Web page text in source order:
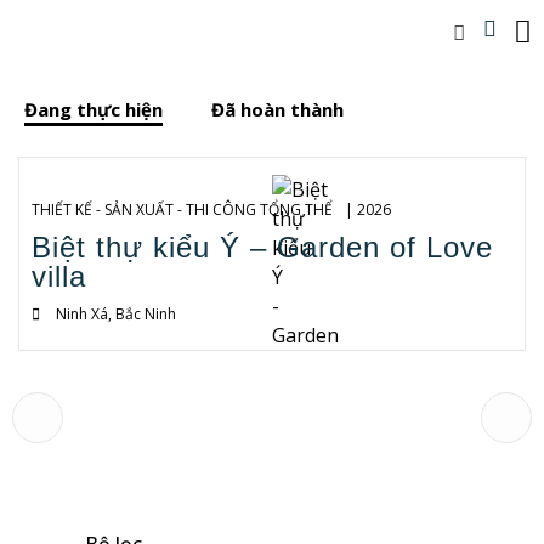
Đang thực hiện Đã hoàn thành
THIẾT KẾ - SẢN XUẤT - THI CÔNG TỔNG THỂ | 2026
Biệt thự kiểu Ý – Garden of Love
villa
Ninh Xá, Bắc Ninh